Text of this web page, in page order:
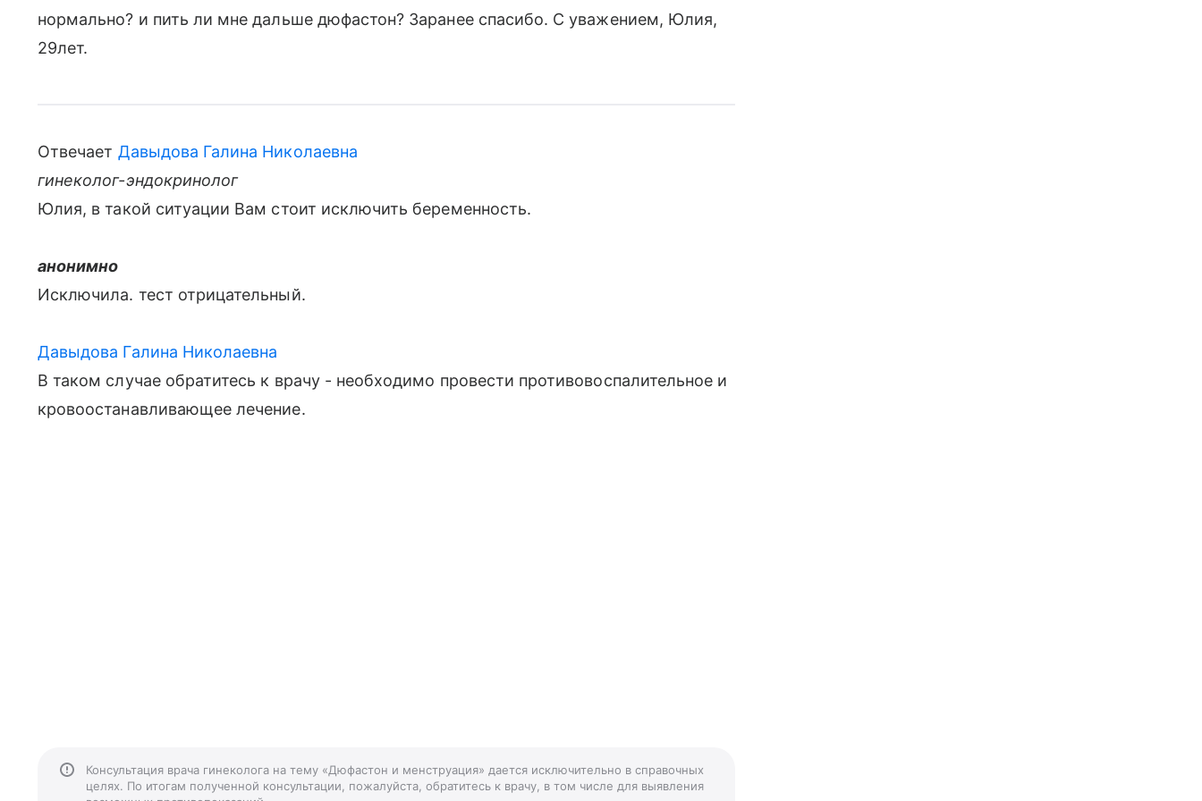
нормально? и пить ли мне дальше дюфастон? Заранее спасибо. С уважением, Юлия,
29лет.
Отвечает Давыдова Галина Николаевна
гинеколог-эндокринолог
Юлия, в такой ситуации Вам стоит исключить беременность.
анонимно
Исключила. тест отрицательный.
Давыдова Галина Николаевна
В таком случае обратитесь к врачу - необходимо провести противовоспалительное и
кровоостанавливающее лечение.
Консультация врача гинеколога на тему «Дюфастон и менструация» дается исключительно в справочных
целях. По итогам полученной консультации, пожалуйста, обратитесь к врачу, в том числе для выявления